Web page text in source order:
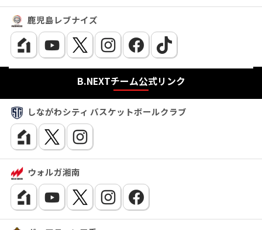
鹿児島レブナイズ
B.NEXTチーム公式リンク
しながわシティ バスケットボールクラブ
ウォルガ湘南